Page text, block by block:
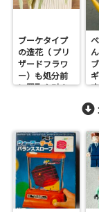
ブーケタイプ
の造花（ プリ
ザードフラワ
ー）も処分前
に買取や引き